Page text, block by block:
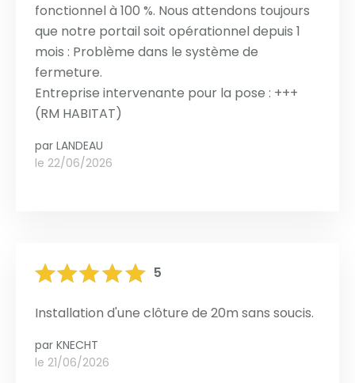
fonctionnel à 100 %. Nous attendons toujours
que notre portail soit opérationnel depuis 1
mois : Problème dans le système de
fermeture.
Entreprise intervenante pour la pose : +++
(RM HABITAT)
par LANDEAU
le 22/06/2026
5
Installation d'une clôture de 20m sans soucis.
par KNECHT
le 21/06/2026